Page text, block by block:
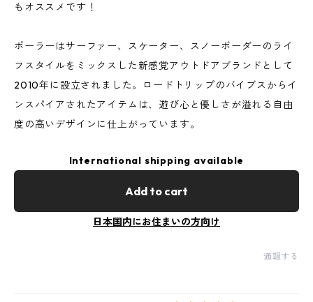
もオススメです！
ポーラーはサーファー、スケーター、スノーボーダーのライ
フスタイルをミックスした新感覚アウトドアブランドとして
2010年に設立されました。ロードトリップのバイブスからイ
ンスパイアされたアイテムは、遊び心と優しさが溢れる自由
度の高いデザインに仕上がっています。
International shipping available
Add to cart
日本国内にお住まいの方向け
通報する